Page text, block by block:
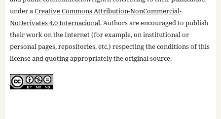
under aCreative Commons Attribution-NonCommercial-
NoDerivates 4.0 Internacional. Authors are encouraged to publish
their work on the Internet (for example, on institutional or
personal pages, repositories, etc.) respecting the conditions of this
license and quoting appropriately the original source.